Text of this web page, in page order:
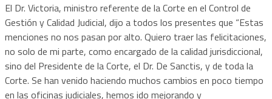
El Dr. Victoria, ministro referente de la Corte en el Control de
Gestión y Calidad Judicial, dijo a todos los presentes que “Estas
menciones no nos pasan por alto. Quiero traer las felicitaciones,
no solo de mi parte, como encargado de la calidad jurisdiccional,
sino del Presidente de la Corte, el Dr. De Sanctis, y de toda la
Corte. Se han venido haciendo muchos cambios en poco tiempo
en las oficinas judiciales, hemos ido mejorando y